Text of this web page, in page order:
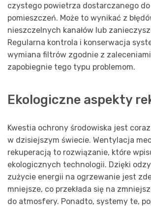
czystego powietrza dostarczanego
pomieszczeń. Może to wynikać z
nieszczelnych kanałów lub
Regularna kontrola i konserwacja
wymiana filtrów zgodnie z
zapobiegnie tego typu problemom.
Ekologiczne aspekty
Kwestia ochrony środowiska jest
w dzisiejszym świecie. Wentylacja
rekuperacją to rozwiązanie, które
ekologicznych technologii. Dzięki
zużycie energii na ogrzewanie jest
mniejsze, co przekłada się na
do atmosfery. Ponadto, systemy te,